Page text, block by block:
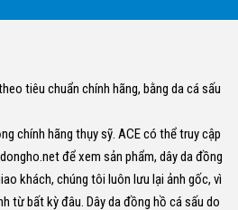
tiêu chuẩn chính hãng, bằng da cá sấu
chính hãng thụy sỹ. ACE có thể truy cập
để xem sản phẩm, dây da đồng
khách, chúng tôi luôn lưu lại ảnh gốc, vì
từ bất kỳ đâu. Dây da đồng hồ cá sấu do